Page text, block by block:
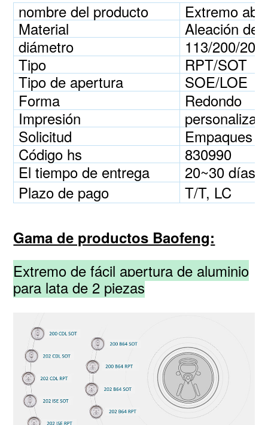
nombre del producto
Extremo
Material
Aleación de
diámetro
113/200/
Tipo
RPT/SOT
Tipo de apertura
SOE/LOE
Forma
Redondo
Impresión
Solicitud
Empaques
Código hs
830990
El tiempo de entrega
20~30 días
Plazo de pago
T/T, LC
Gama de productos Baofeng:
Extremo de fácil apertura de aluminio
para lata de 2 piezas